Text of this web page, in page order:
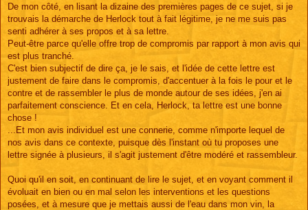
De mon côté, en lisant la dizaine des premières pages de ce sujet, si je
trouvais la démarche de Herlock tout à fait légitime, je ne me suis pas
senti adhérer à ses propos et à sa lettre.
Peut-être parce qu'elle offre trop de compromis par rapport à mon avis qui
est plus tranché.
C'est bien subjectif de dire ça, je le sais, et l'idée de cette lettre est
justement de faire dans le compromis, d'accentuer à la fois le pour et le
contre et de rassembler le plus de monde autour de ses idées, j'en ai
parfaitement conscience. Et en cela, Herlock, ta lettre est une bonne
chose !
...Et mon avis individuel est une connerie, comme n'importe lequel de
nos avis dans ce contexte, puisque dès l'instant où tu proposes une
lettre signée à plusieurs, il s'agit justement d'être modéré et rassembleur.
Quoi qu'il en soit, en continuant de lire le sujet, et en voyant comment il
évoluait en bien ou en mal selon les interventions et les questions
posées, et à mesure que je mettais aussi de l'eau dans mon vin, la